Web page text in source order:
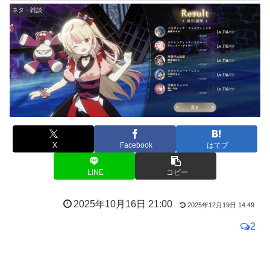
ネタ・雑談
X Facebook はてブ
LINE コピー
2025年10月16日 21:00 2025年12月19日 14:49
2